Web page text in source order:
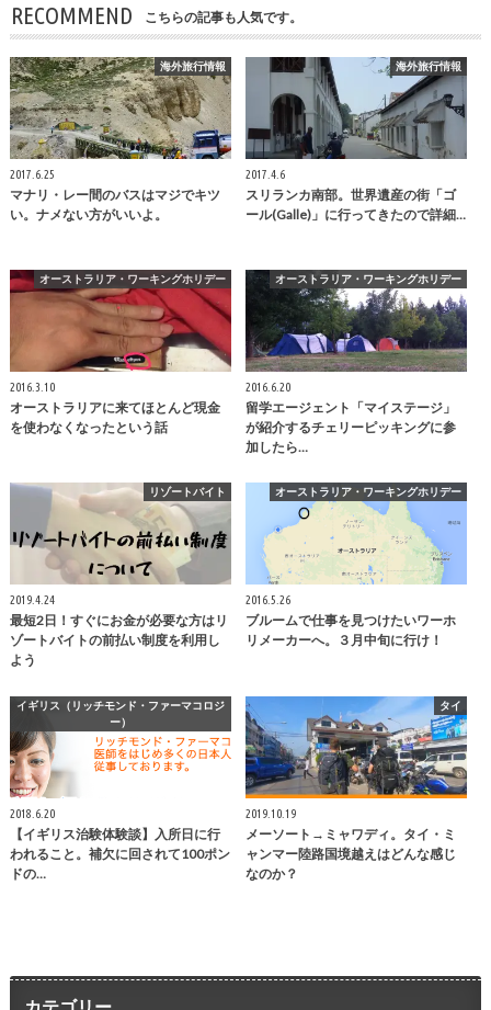
RECOMMEND こちらの記事も人気です。
海外旅行情報
2017.6.25
マナリ・レー間のバスはマジでキツ
い。ナメない方がいいよ。
海外旅行情報
2017.4.6
スリランカ南部。世界遺産の街「ゴ
ール(Galle)」に行ってきたので詳細…
オーストラリア・ワーキングホリデー
2016.3.10
オーストラリアに来てほとんど現金
を使わなくなったという話
オーストラリア・ワーキングホリデー
2016.6.20
留学エージェント「マイステージ」
が紹介するチェリーピッキングに参
加したら…
リゾートバイト
2019.4.24
最短2日！すぐにお金が必要な方はリ
ゾートバイトの前払い制度を利用し
よう
オーストラリア・ワーキングホリデー
2016.5.26
ブルームで仕事を見つけたいワーホ
リメーカーへ。３月中旬に行け！
イギリス（リッチモンド・ファーマコロジ
ー）
2018.6.20
【イギリス治験体験談】入所日に行
われること。補欠に回されて100ポン
ドの…
タイ
2019.10.19
メーソート→ミャワディ。タイ・ミ
ャンマー陸路国境越えはどんな感じ
なのか？